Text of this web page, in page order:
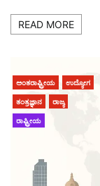
READ MORE
ಅಂತರಾಷ್ಟ್ರೀಯ ಉದ್ಯೋಗ
ತಂತ್ರಜ್ಞಾನ ರಾಜ್ಯ
ರಾಷ್ಟ್ರೀಯ